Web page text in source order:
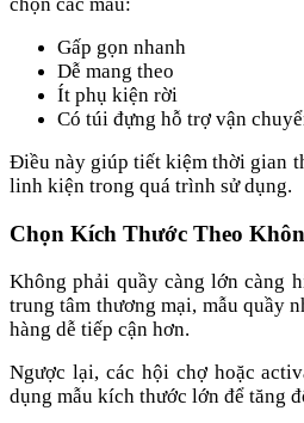
chọn các mẫu:
Gấp gọn nhanh
Dễ mang theo
Ít phụ kiện rời
Có túi đựng hỗ trợ vận
Điều này giúp tiết kiệm thời gian
linh kiện trong quá trình sử dụng.
Chọn Kích Thước Theo
Không phải quầy càng lớn càng
trung tâm thương mại, mẫu quầy
hàng dễ tiếp cận hơn.
Ngược lại, các hội chợ hoặc
dụng mẫu kích thước lớn để tăng